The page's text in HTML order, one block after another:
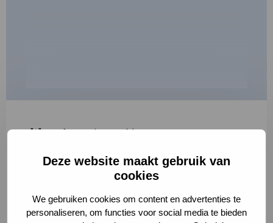
Deze website maakt gebruik van
cookies
We gebruiken cookies om content en advertenties te
personaliseren, om functies voor social media te bieden
"*" geeft vereiste velden aan
2